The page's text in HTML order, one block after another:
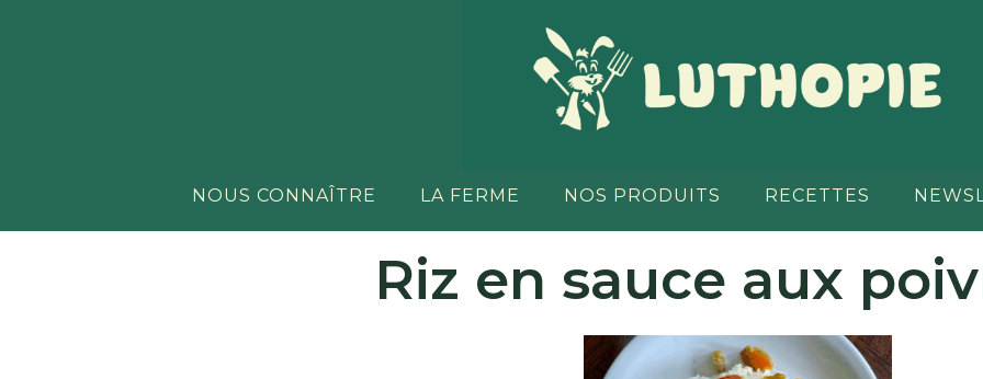
NOUS CONNAÎTRE LA FERME NOS PRODUITS RECETTES
Riz en sauce aux